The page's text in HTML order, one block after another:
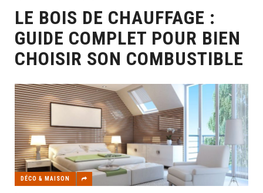
LE BOIS DE CHAUFFAGE :
GUIDE COMPLET POUR BIEN
CHOISIR SON COMBUSTIBLE
DÉCO & MAISON